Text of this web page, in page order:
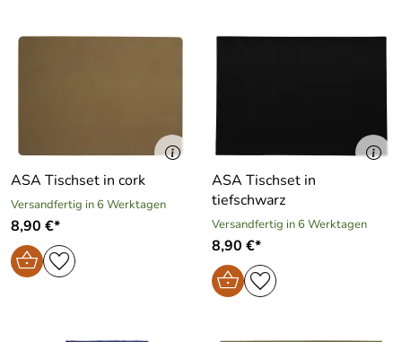
ASA Tischset in cork
Versandfertig in 6 Werktagen
8,90 €*
ASA Tischset in
tiefschwarz
Versandfertig in 6 Werktagen
8,90 €*